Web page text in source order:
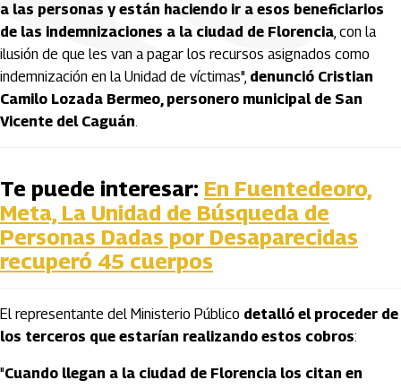
a las personas y están haciendo ir a esos beneficiarios
de las indemnizaciones a la ciudad de Florencia, con la
ilusión de que les van a pagar los recursos asignados como
indemnización en la Unidad de víctimas", denunció Cristian
Camilo Lozada Bermeo, personero municipal de San
Vicente del Caguán.
Te puede interesar: En Fuentedeoro,
Meta, La Unidad de Búsqueda de
Personas Dadas por Desaparecidas
recuperó 45 cuerpos
El representante del Ministerio Público detalló el proceder de
los terceros que estarían realizando estos cobros:
"Cuando llegan a la ciudad de Florencia los citan en